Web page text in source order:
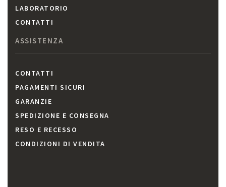
LABORATORIO
CONTATTI
ASSISTENZA
CONTATTI
PAGAMENTI SICURI
GARANZIE
SPEDIZIONE E CONSEGNA
RESO E RECESSO
CONDIZIONI DI VENDITA